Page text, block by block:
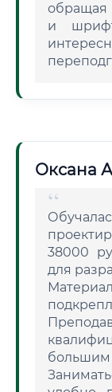
обращая
и
Оксана
38000
для